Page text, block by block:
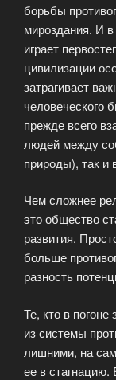
борьбы
мироздания. И
играет
цивилизации
затрагивает
человеческого
прежде всего
людей между
природы), так и
Чем сложнее
это общество
развития.
больше
разность
Те, кто в
из системы
лишними, на
ее в стагнацию.